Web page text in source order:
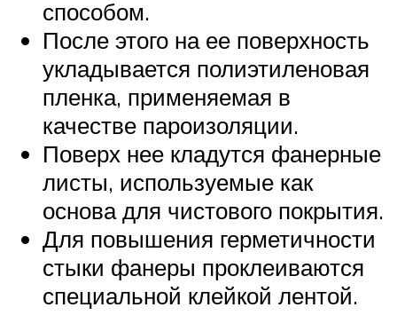
способом.
После этого на ее поверхность
укладывается полиэтиленовая
пленка, применяемая в
качестве пароизоляции.
Поверх нее кладутся фанерные
листы, используемые как
основа для чистового покрытия.
Для повышения герметичности
стыки фанеры проклеиваются
специальной клейкой лентой.